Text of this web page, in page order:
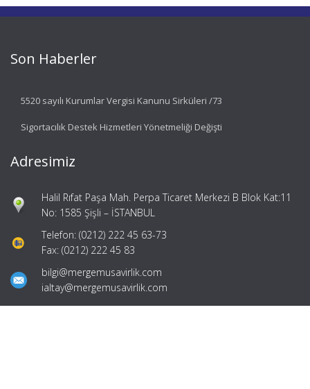
Son Haberler
5520 sayılı Kurumlar Vergisi Kanunu Sirküleri /73
Sigortacılık Destek Hizmetleri Yönetmeliği Değişti
Adresimiz
Halil Rıfat Paşa Mah. Perpa Ticaret Merkezi B Blok Kat:11
No: 1585 Şişli – İSTANBUL
Telefon: (0212) 222 45 63-73
Fax: (0212) 222 45 83
bilgi@mergemusavirlik.com
ialtay@mergemusavirlik.com